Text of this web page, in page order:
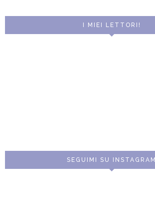
I MIEI LETTORI!
SEGUIMI SU INSTAGRAM